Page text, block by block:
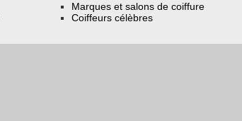
Marques et salons de coiffure
Coiffeurs célèbres